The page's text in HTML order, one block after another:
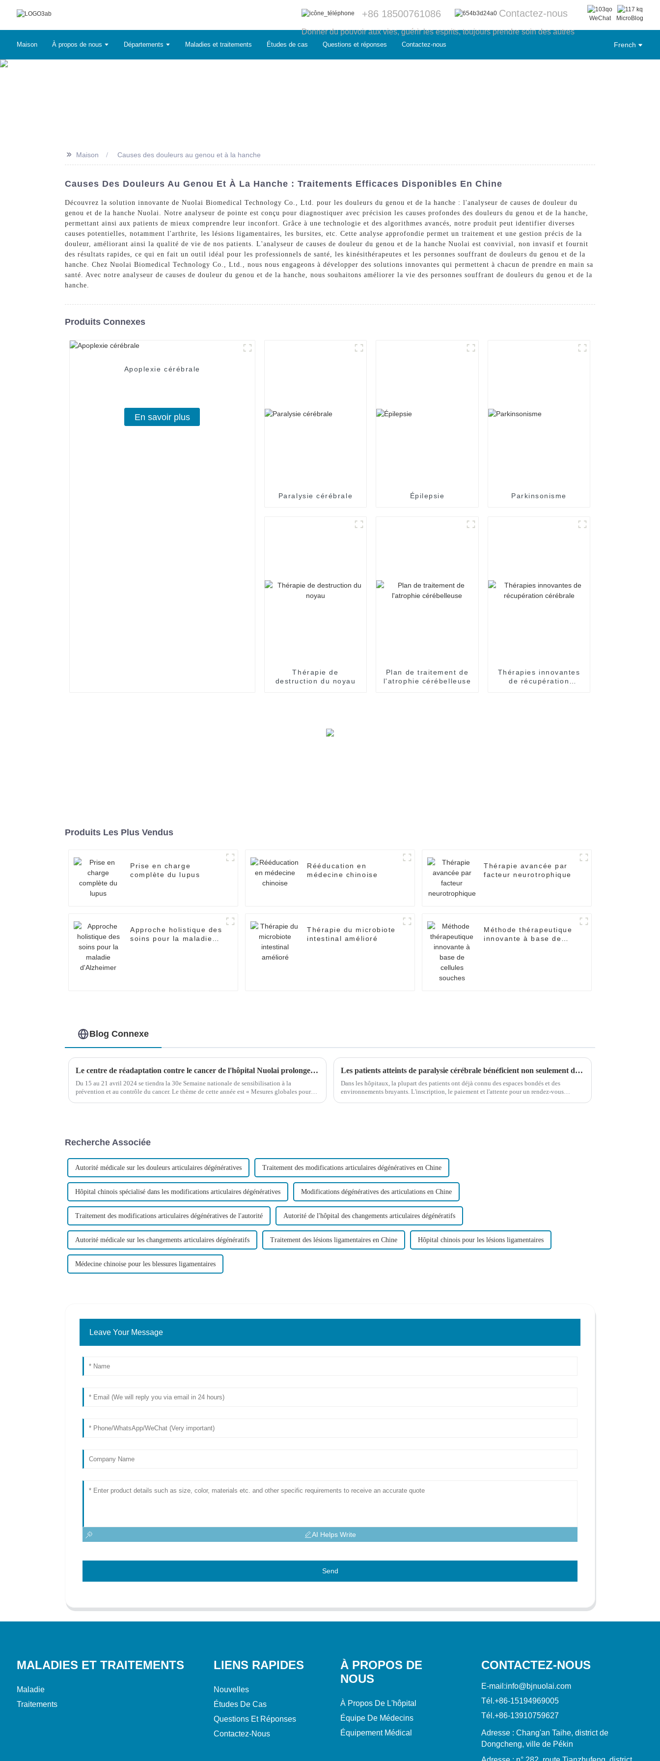
+86 18500761086 Contactez-nous WeChat MicroBlog
Donner du pouvoir aux vies, guérir les esprits, toujours prendre soin des autres
Maison À propos de nous Départements Maladies et traitements Études de cas Questions et réponses Contactez-nous French
>> Maison Causes des douleurs au genou et à la hanche
Causes Des Douleurs Au Genou Et À La Hanche : Traitements Efficaces Disponibles En Chine
Découvrez la solution innovante de Nuolai Biomedical Technology Co., Ltd. pour les douleurs du genou et de la hanche : l'analyseur de causes de douleur du
genou et de la hanche Nuolai. Notre analyseur de pointe est conçu pour diagnostiquer avec précision les causes profondes des douleurs du genou et de la hanche,
permettant ainsi aux patients de mieux comprendre leur inconfort. Grâce à une technologie et des algorithmes avancés, notre produit peut identifier diverses
causes potentielles, notamment l'arthrite, les lésions ligamentaires, les bursites, etc. Cette analyse approfondie permet un traitement et une gestion précis de la
douleur, améliorant ainsi la qualité de vie de nos patients. L'analyseur de causes de douleur du genou et de la hanche Nuolai est convivial, non invasif et fournit
des résultats rapides, ce qui en fait un outil idéal pour les professionnels de santé, les kinésithérapeutes et les personnes souffrant de douleurs du genou et de la
hanche. Chez Nuolai Biomedical Technology Co., Ltd., nous nous engageons à développer des solutions innovantes qui permettent à chacun de prendre en main sa
santé. Avec notre analyseur de causes de douleur du genou et de la hanche, nous souhaitons améliorer la vie des personnes souffrant de douleurs du genou et de la
hanche.
Produits Connexes
Apoplexie cérébrale
En savoir plus
Paralysie cérébrale Épilepsie Parkinsonisme
Thérapie de
destruction du noyau
Plan de traitement de
l'atrophie cérébelleuse
Thérapies innovantes
de récupération
Produits Les Plus Vendus
Prise en charge
complète du lupus
Rééducation en
médecine chinoise
Thérapie avancée par
facteur neurotrophique
Approche holistique des
soins pour la maladie
Thérapie du microbiote
intestinal amélioré
Méthode thérapeutique
innovante à base de
Blog Connexe
Le centre de réadaptation contre le cancer de l'hôpital Nuolai prolonge la période de survie des patients atteints de cancer, rendant le cancer moins effrayant.
Du 15 au 21 avril 2024 se tiendra la 30e Semaine nationale de sensibilisation à la
prévention et au contrôle du cancer. Le thème de cette année est « Mesures globales pour
Les patients atteints de paralysie cérébrale bénéficient non seulement d’un rétablissement, mais également d’un réconfort émotionnel.
Dans les hôpitaux, la plupart des patients ont déjà connu des espaces bondés et des
environnements bruyants. L'inscription, le paiement et l'attente pour un rendez-vous
Recherche Associée
Autorité médicale sur les douleurs articulaires dégénératives Traitement des modifications articulaires dégénératives en Chine
Hôpital chinois spécialisé dans les modifications articulaires dégénératives Modifications dégénératives des articulations en Chine
Traitement des modifications articulaires dégénératives de l'autorité Autorité de l'hôpital des changements articulaires dégénératifs
Autorité médicale sur les changements articulaires dégénératifs Traitement des lésions ligamentaires en Chine Hôpital chinois pour les lésions ligamentaires
Médecine chinoise pour les blessures ligamentaires
Leave Your Message
AI Helps Write
Send
MALADIES ET TRAITEMENTS
Maladie
Traitements
LIENS RAPIDES
Nouvelles
Études De Cas
Questions Et Réponses
Contactez-Nous
À PROPOS DE
NOUS
À Propos De L'hôpital
Équipe De Médecins
Équipement Médical
CONTACTEZ-NOUS
E-mail:info@bjnuolai.com
Tél.+86-15194969005
Tél.+86-13910759627
Adresse : Chang'an Taihe, district de
Dongcheng, ville de Pékin